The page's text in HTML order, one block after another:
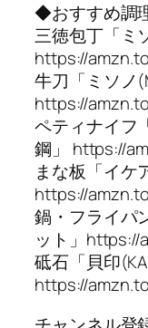
◆おすすめ調
三徳包丁「ミ
https://
牛刀「ミソノ
https://
ペティナイフ
鋼」 https://
まな板「イケ
https://
鍋・フライパ
ット」https://
砥石「貝印
https://